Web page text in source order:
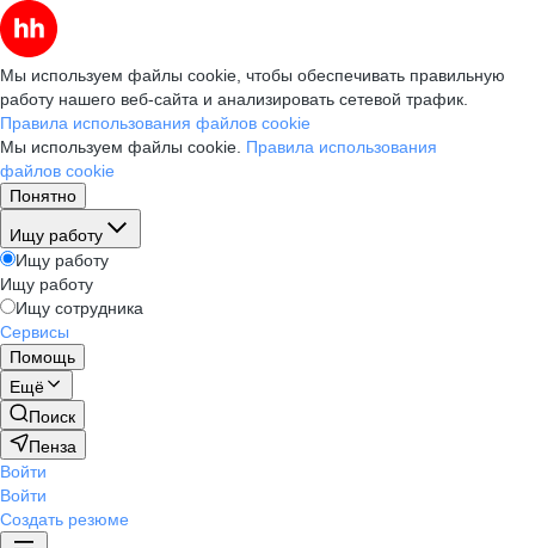
Мы используем файлы cookie, чтобы обеспечивать правильную
работу нашего веб-сайта и анализировать сетевой трафик.
Правила использования файлов cookie
Мы используем файлы cookie. Правила использования
файлов cookie
Понятно
Ищу работу
Ищу работу
Ищу работу
Ищу сотрудника
Сервисы
Помощь
Ещё
Поиск
Пенза
Войти
Войти
Создать резюме